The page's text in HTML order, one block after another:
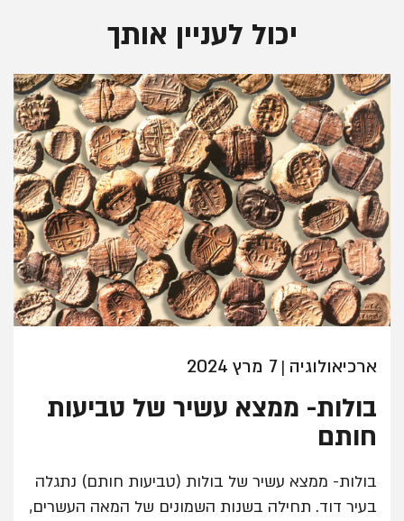
יכול לעניין אותך
ארכיאולוגיה |7 מרץ 2024
בולות- ממצא עשיר של טביעות
חותם
בולות- ממצא עשיר של בולות (טביעות חותם) נתגלה
בעיר דוד. תחילה בשנות השמונים של המאה העשרים,